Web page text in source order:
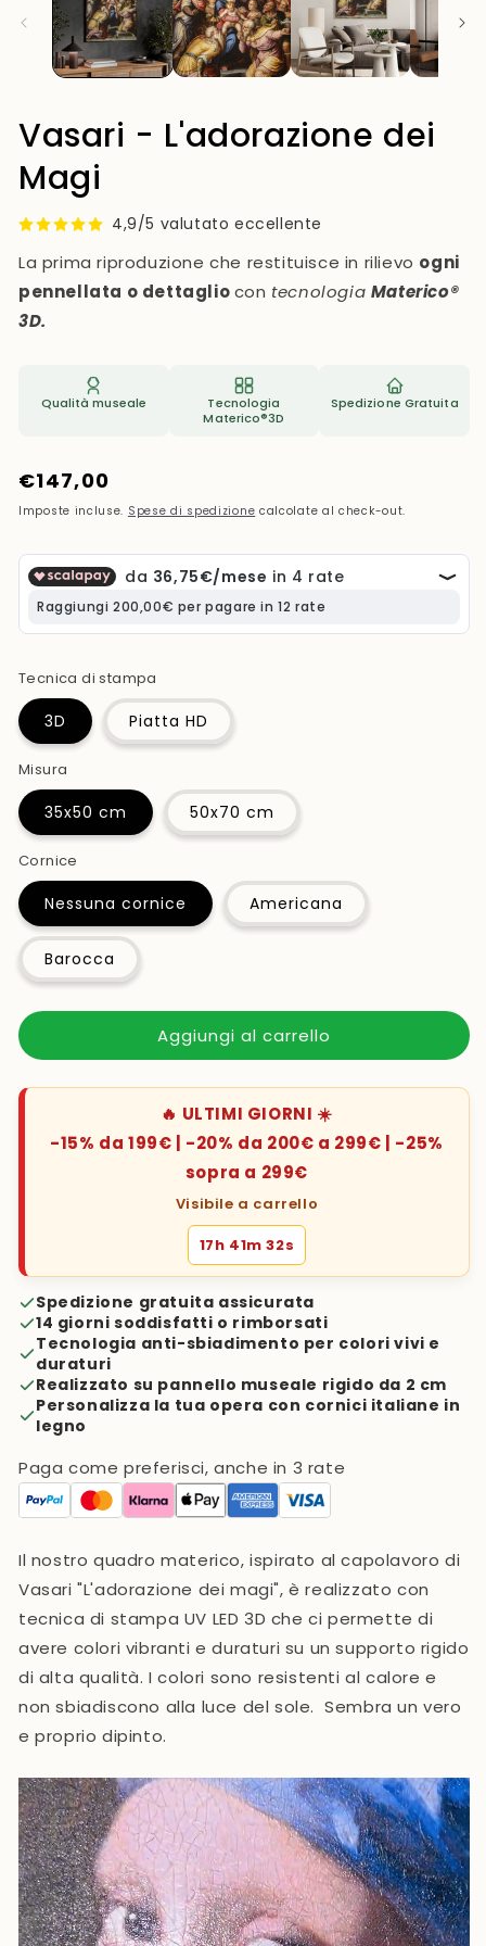
Vasari - L'adorazione dei
Magi
4,9/5 valutato eccellente
La prima riproduzione che restituisce in rilievo ogni
pennellata o dettagliocon tecnologia Materico®
3D.
Qualità museale
Tecnologia
Materico®3D
Spedizione Gratuita
Prezzo
di
€147,00
Imposte incluse. Spese di spedizione calcolate al check-out.
Tecnica di stampa
3D Piatta HD
Misura
35x50 cm 50x70 cm
Cornice
Nessuna cornice Americana
Barocca
Aggiungi al carrello
🔥 ULTIMI GIORNI ☀️
-15% da 199€ | -20% da 200€ a 299€ | -25%
sopra a 299€
Visibile a carrello
17h 41m 31s
Spedizione gratuita assicurata
14 giorni soddisfatti o rimborsati
Tecnologia anti-sbiadimento per colori vivi e
duraturi
Realizzato su pannello museale rigido da 2 cm
Personalizza la tua opera con cornici italiane in
legno
Paga come preferisci, anche in 3 rate
Il nostro quadro materico, ispirato al capolavoro di
Vasari "L'adorazione dei magi",è realizzato con
tecnica di stampa UV LED 3D che ci permette di
avere colori vibranti e duraturi su un supporto rigido
di alta qualità. I colori sono resistenti al calore e
non sbiadiscono alla luce del sole. Sembra un vero
e proprio dipinto.